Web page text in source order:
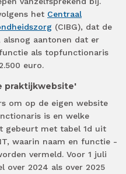
het Centraal
(CIBG), dat de
alsnog aantonen dat er
als topfunctionaris
euro.
praktijkwebsite'
om op de eigen website
is en welke
gebeurt met tabel 1d uit
waarin naam en functie -
vermeld. Voor 1 juli
over 2024 als over 2025